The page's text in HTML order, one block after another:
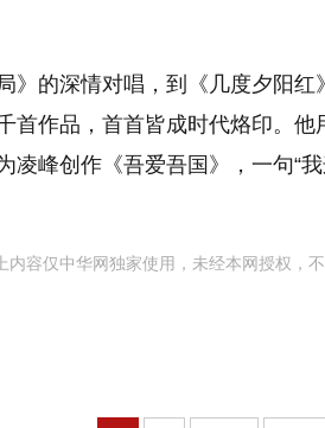
》的深情对唱，到《几度夕阳
首作品，首首皆成时代烙印。
峰创作《吾爱吾国》，一句“
内容仅中华网独家使用，未经本网授权，